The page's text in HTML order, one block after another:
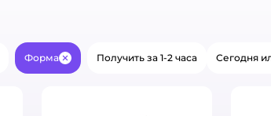
Форма ЗакрытьПолучить за 1-2 часа Сегодня